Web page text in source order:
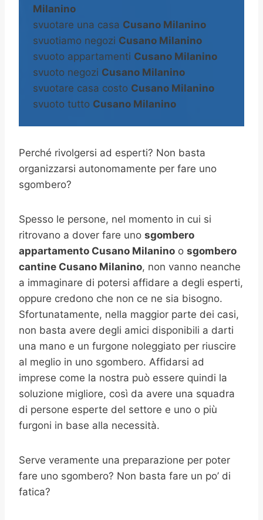
Milanino
svuotare una casa Cusano Milanino
svuotiamo negozi Cusano Milanino
svuoto appartamenti Cusano Milanino
svuoto negozi Cusano Milanino
svuotare casa costo Cusano Milanino
svuoto tutto Cusano Milanino
Perché rivolgersi ad esperti? Non basta
organizzarsi autonomamente per fare uno
sgombero?
Spesso le persone, nel momento in cui si
ritrovano a dover fare uno sgombero
appartamento Cusano Milanino o sgombero
cantine Cusano Milanino, non vanno neanche
a immaginare di potersi affidare a degli esperti,
oppure credono che non ce ne sia bisogno.
Sfortunatamente, nella maggior parte dei casi,
non basta avere degli amici disponibili a darti
una mano e un furgone noleggiato per riuscire
al meglio in uno sgombero. Affidarsi ad
imprese come la nostra può essere quindi la
soluzione migliore, così da avere una squadra
di persone esperte del settore e uno o più
furgoni in base alla necessità.
Serve veramente una preparazione per poter
fare uno sgombero? Non basta fare un po’ di
fatica?